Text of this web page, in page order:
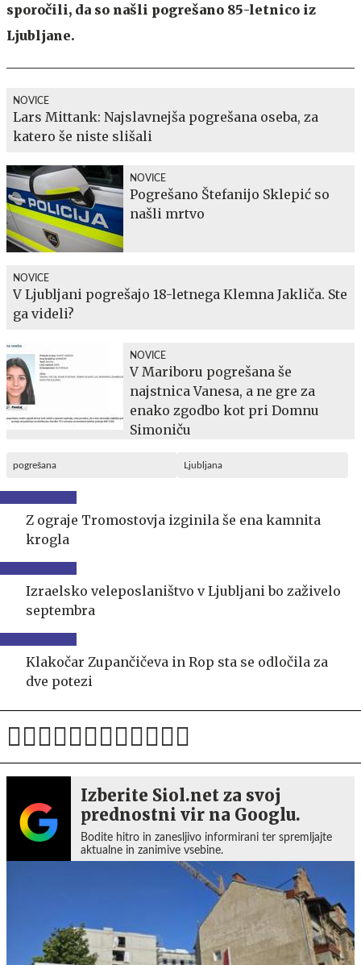
sporočili, da so našli pogrešano 85-letnico iz
Ljubljane.
NOVICE
Lars Mittank: Najslavnejša pogrešana oseba, za
katero še niste slišali
NOVICE
Pogrešano Štefanijo Sklepić so
našli mrtvo
NOVICE
V Ljubljani pogrešajo 18-letnega Klemna Jakliča. Ste
ga videli?
NOVICE
V Mariboru pogrešana še
najstnica Vanesa, a ne gre za
enako zgodbo kot pri Domnu
Simoniču
pogrešana Ljubljana
Z ograje Tromostovja izginila še ena kamnita
krogla
Izraelsko veleposlaništvo v Ljubljani bo zaživelo
septembra
Klakočar Zupančičeva in Rop sta se odločila za
dve potezi
Izberite Siol.net za svoj
prednostni vir na Googlu.
Bodite hitro in zanesljivo informirani ter spremljajte
aktualne in zanimive vsebine.